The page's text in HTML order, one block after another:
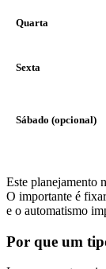
Quarta
Sexta
Sábado (opcional)
Este planejamento
O importante é
e o automatismo
Por que um